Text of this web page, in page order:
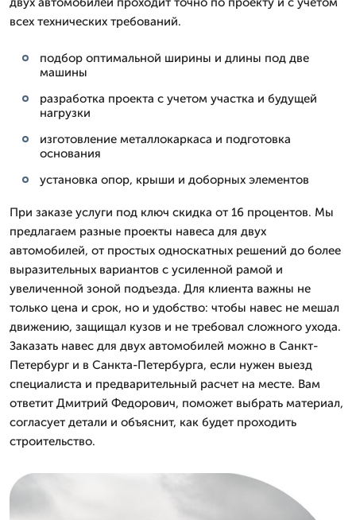
всех технических требований.
подбор оптимальной ширины и длины под две
машины
разработка проекта с учетом участка и будущей
нагрузки
изготовление металлокаркаса и подготовка
основания
установка опор, крыши и доборных элементов
При заказе услуги под ключ скидка от 16 процентов. Мы
предлагаем разные проекты навеса для двух
автомобилей, от простых односкатных решений до более
выразительных вариантов с усиленной рамой и
увеличенной зоной подъезда. Для клиента важны не
только цена и срок, но и удобство: чтобы навес не мешал
движению, защищал кузов и не требовал сложного ухода.
Заказать навес для двух автомобилей можно в Санкт-
Петербург и в Санкта-Петербурга, если нужен выезд
специалиста и предварительный расчет на месте. Вам
ответит Дмитpий Федорович, поможет выбрать материал,
согласует детали и объяснит, как будет проходить
строительство.